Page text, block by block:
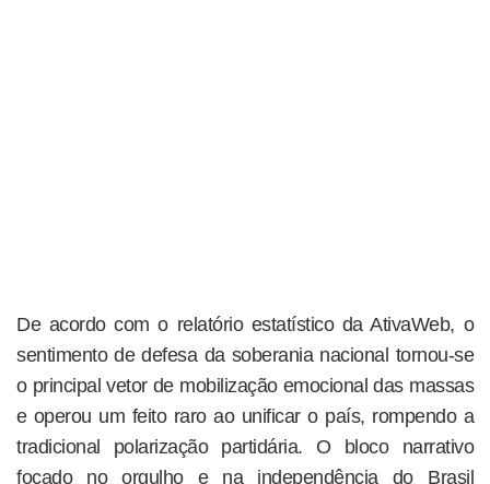
De acordo com o relatório estatístico da AtivaWeb, o
sentimento de defesa da soberania nacional tornou-se
o principal vetor de mobilização emocional das massas
e operou um feito raro ao unificar o país, rompendo a
tradicional polarização partidária. O bloco narrativo
focado no orgulho e na independência do Brasil